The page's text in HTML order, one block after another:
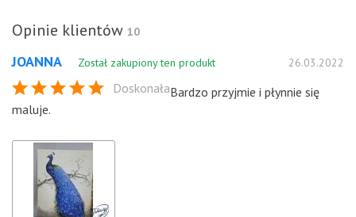
Opinie klientów 10
JOANNA Został zakupiony ten produkt 26.03.2022
DoskonałaBardzo przyjmie i płynnie się
maluje.